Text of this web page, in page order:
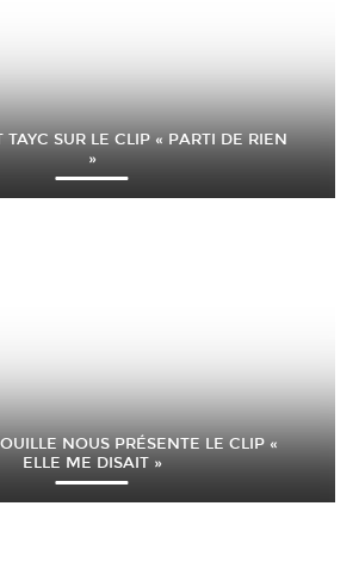
TAYC SUR LE CLIP « PARTI DE RIEN
»
NOUS PRÉSENTE LE CLIP «
ELLE ME DISAIT »